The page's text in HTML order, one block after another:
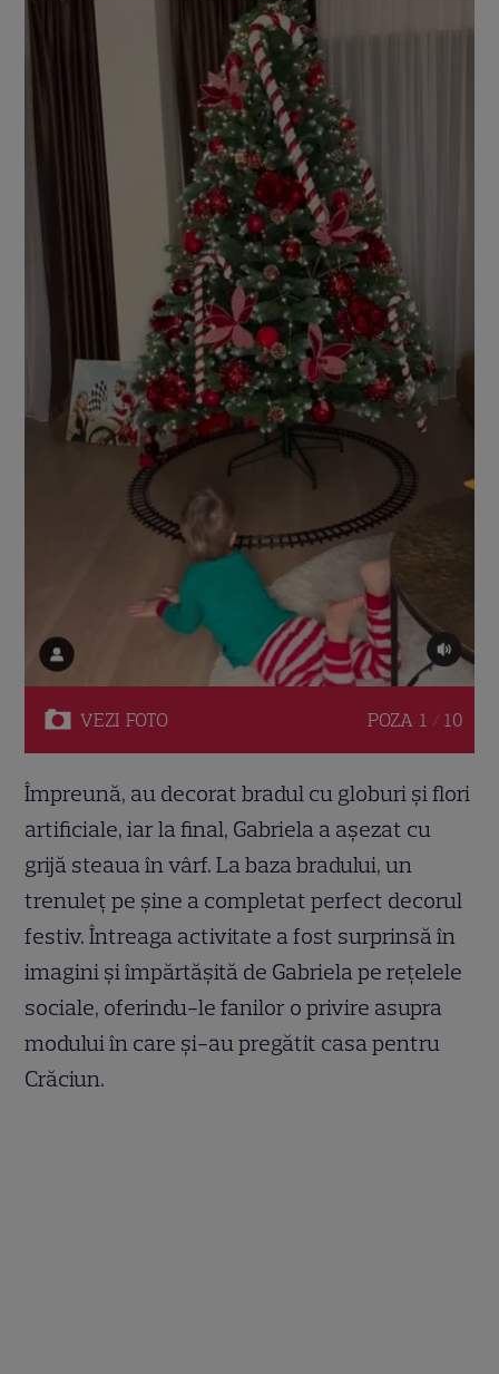
VEZI FOTO POZA 1 / 10
Împreună, au decorat bradul cu globuri și flori
artificiale, iar la final, Gabriela a așezat cu
grijă steaua în vârf. La baza bradului, un
trenuleț pe șine a completat perfect decorul
festiv. Întreaga activitate a fost surprinsă în
imagini și împărtășită de Gabriela pe rețelele
sociale, oferindu-le fanilor o privire asupra
modului în care și-au pregătit casa pentru
Crăciun.